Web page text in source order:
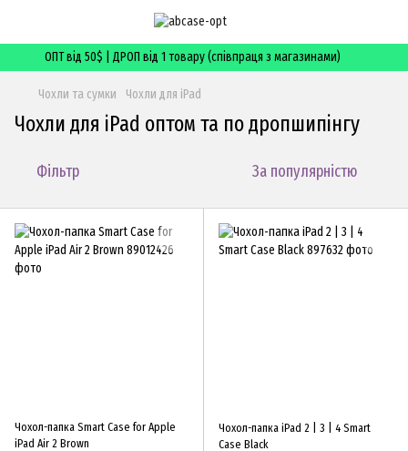
ОПТ від 50$ | ДРОП від 1 товару (співпраця з магазинами)
Чохли та сумки Чохли для iPad
Чохли для iPad оптом та по дропшипінгу
Фільтр За популярністю
Чохол-папка Smart Case for Apple
iPad Air 2 Brown
Чохол-папка iPad 2 | 3 | 4 Smart
Case Black